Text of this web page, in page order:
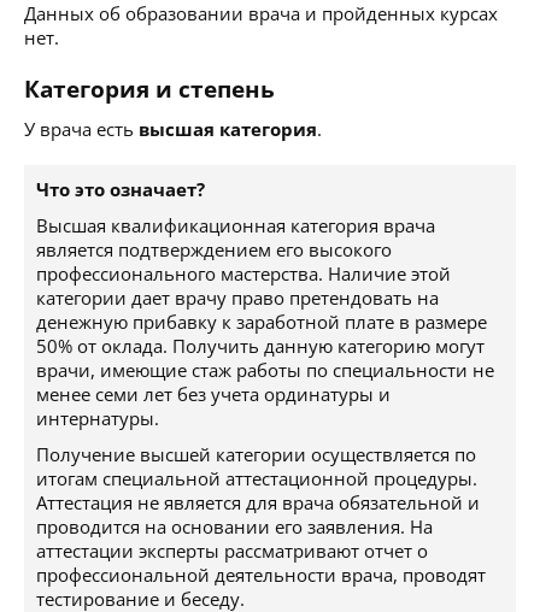
Данных об образовании врача и пройденных курсах
нет.
Категория и степень
У врача есть высшая категория.
Что это означает?
Высшая квалификационная категория врача
является подтверждением его высокого
профессионального мастерства. Наличие этой
категории дает врачу право претендовать на
денежную прибавку к заработной плате в размере
50% от оклада. Получить данную категорию могут
врачи, имеющие стаж работы по специальности не
менее семи лет без учета ординатуры и
интернатуры.
Получение высшей категории осуществляется по
итогам специальной аттестационной процедуры.
Аттестация не является для врача обязательной и
проводится на основании его заявления. На
аттестации эксперты рассматривают отчет о
профессиональной деятельности врача, проводят
тестирование и беседу.